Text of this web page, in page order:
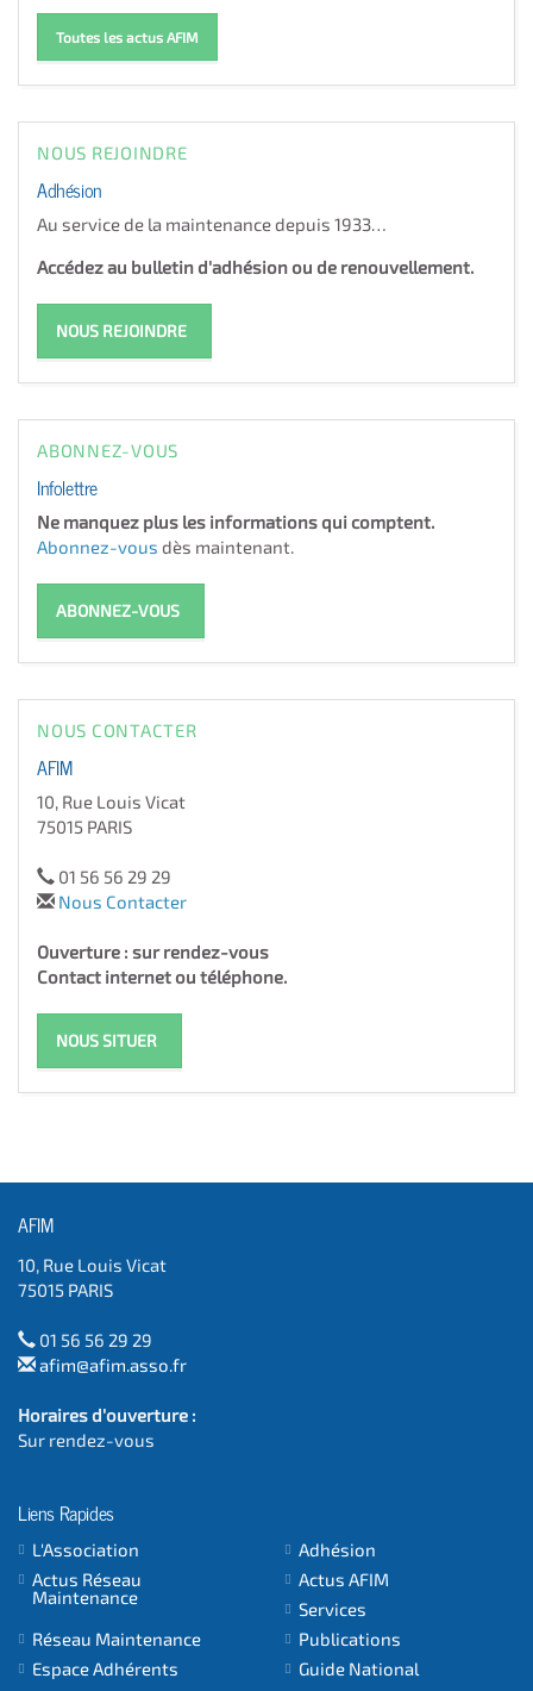
Toutes les actus AFIM
NOUS REJOINDRE
Adhésion
Au service de la maintenance depuis 1933…
Accédez au bulletin d'adhésion ou de renouvellement.
NOUS REJOINDRE
ABONNEZ-VOUS
Infolettre
Ne manquez plus les informations qui comptent.
Abonnez-vous dès maintenant.
ABONNEZ-VOUS
NOUS CONTACTER
AFIM
10, Rue Louis Vicat
75015 PARIS
01 56 56 29 29
Nous Contacter
Ouverture : sur rendez-vous
Contact internet ou téléphone.
NOUS SITUER
AFIM
10, Rue Louis Vicat
75015 PARIS
01 56 56 29 29
afim@afim.asso.fr
Horaires d'ouverture :
Sur rendez-vous
Liens Rapides
L'Association
Adhésion
Actus Réseau
Maintenance
Actus AFIM
Services
Réseau Maintenance
Publications
Espace Adhérents
Guide National